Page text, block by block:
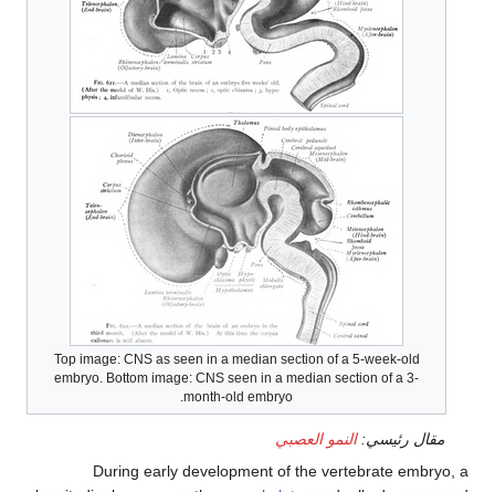
Top image: CNS as seen in a median section of a 5-week-old
embryo. Bottom image: CNS seen in a median section of a 3-
month-old embryo.
رئيسي:النمو العصبي
During early development of the vertebrate